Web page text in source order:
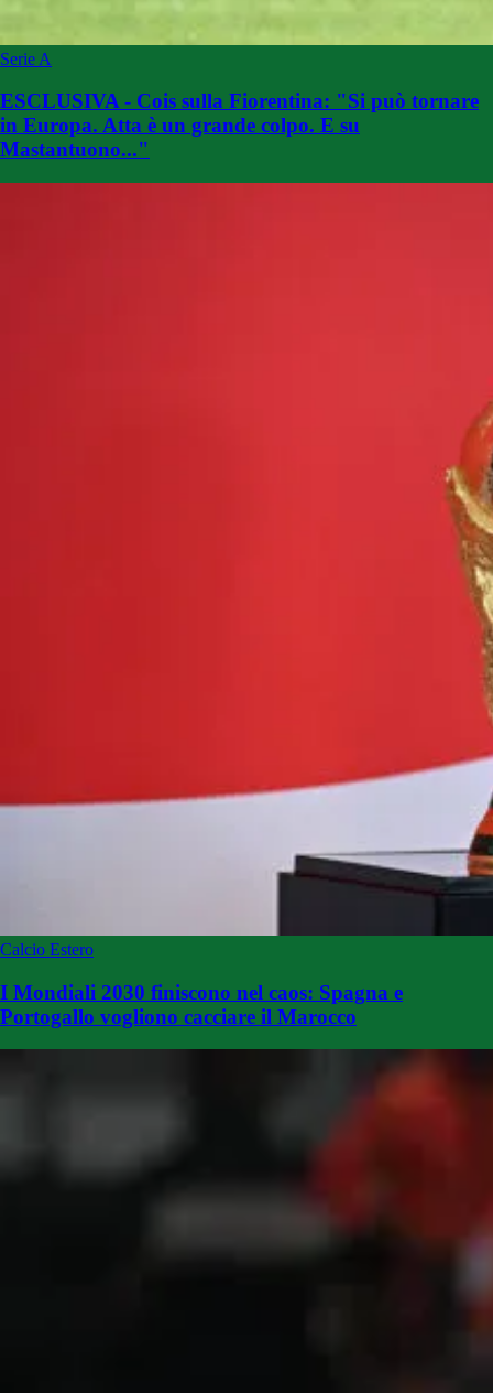
Serie A
ESCLUSIVA - Cois sulla Fiorentina: "Si può tornare
in Europa. Atta è un grande colpo. E su
Mastantuono..."
Calcio Estero
I Mondiali 2030 finiscono nel caos: Spagna e
Portogallo vogliono cacciare il Marocco